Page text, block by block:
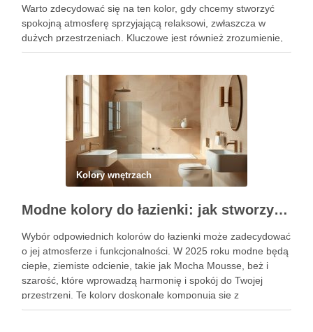
Warto zdecydować się na ten kolor, gdy chcemy stworzyć
spokojną atmosferę sprzyjającą relaksowi, zwłaszcza w
dużych przestrzeniach. Kluczowe jest również zrozumienie,
jakie pułapki aranżacyjne mogą się pojawić w związku z
Kolory wnętrzach
Modne kolory do łazienki: jak stworzyć stylową przestrzeń łączącą trendy i funkcjonalność
Wybór odpowiednich kolorów do łazienki może zadecydować
o jej atmosferze i funkcjonalności. W 2025 roku modne będą
ciepłe, ziemiste odcienie, takie jak Mocha Mousse, beż i
szarość, które wprowadzą harmonię i spokój do Twojej
przestrzeni. Te kolory doskonale komponują się z
naturalnymi materiałami, tworząc stylową i przytulną